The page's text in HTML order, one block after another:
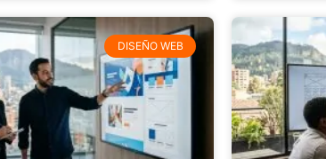
DISEÑO WEB